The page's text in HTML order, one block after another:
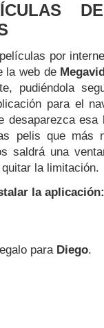
por
la web de
pudiéndola
para el
desaparezca esa
pelis que más
saldrá una
la limitación.
la aplicación:
para Diego.